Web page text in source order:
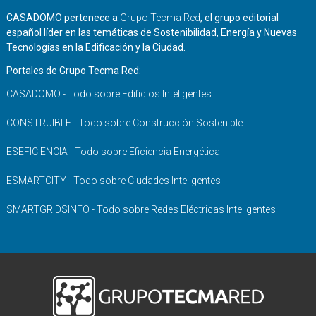
CASADOMO pertenece a Grupo Tecma Red, el grupo editorial
español líder en las temáticas de Sostenibilidad, Energía y Nuevas
Tecnologías en la Edificación y la Ciudad.
Portales de Grupo Tecma Red:
CASADOMO - Todo sobre Edificios Inteligentes
CONSTRUIBLE - Todo sobre Construcción Sostenible
ESEFICIENCIA - Todo sobre Eficiencia Energética
ESMARTCITY - Todo sobre Ciudades Inteligentes
SMARTGRIDSINFO - Todo sobre Redes Eléctricas Inteligentes